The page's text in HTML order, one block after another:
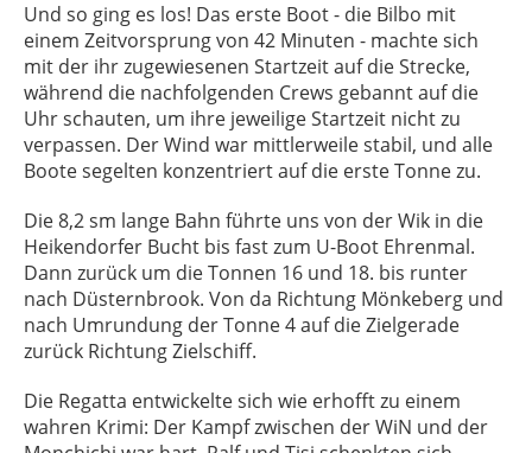
Und so ging es los! Das erste Boot - die Bilbo mit
einem Zeitvorsprung von 42 Minuten - machte sich
mit der ihr zugewiesenen Startzeit auf die Strecke,
während die nachfolgenden Crews gebannt auf die
Uhr schauten, um ihre jeweilige Startzeit nicht zu
verpassen. Der Wind war mittlerweile stabil, und alle
Boote segelten konzentriert auf die erste Tonne zu.
Die 8,2 sm lange Bahn führte uns von der Wik in die
Heikendorfer Bucht bis fast zum U-Boot Ehrenmal.
Dann zurück um die Tonnen 16 und 18. bis runter
nach Düsternbrook. Von da Richtung Mönkeberg und
nach Umrundung der Tonne 4 auf die Zielgerade
zurück Richtung Zielschiff.
Die Regatta entwickelte sich wie erhofft zu einem
wahren Krimi: Der Kampf zwischen der WiN und der